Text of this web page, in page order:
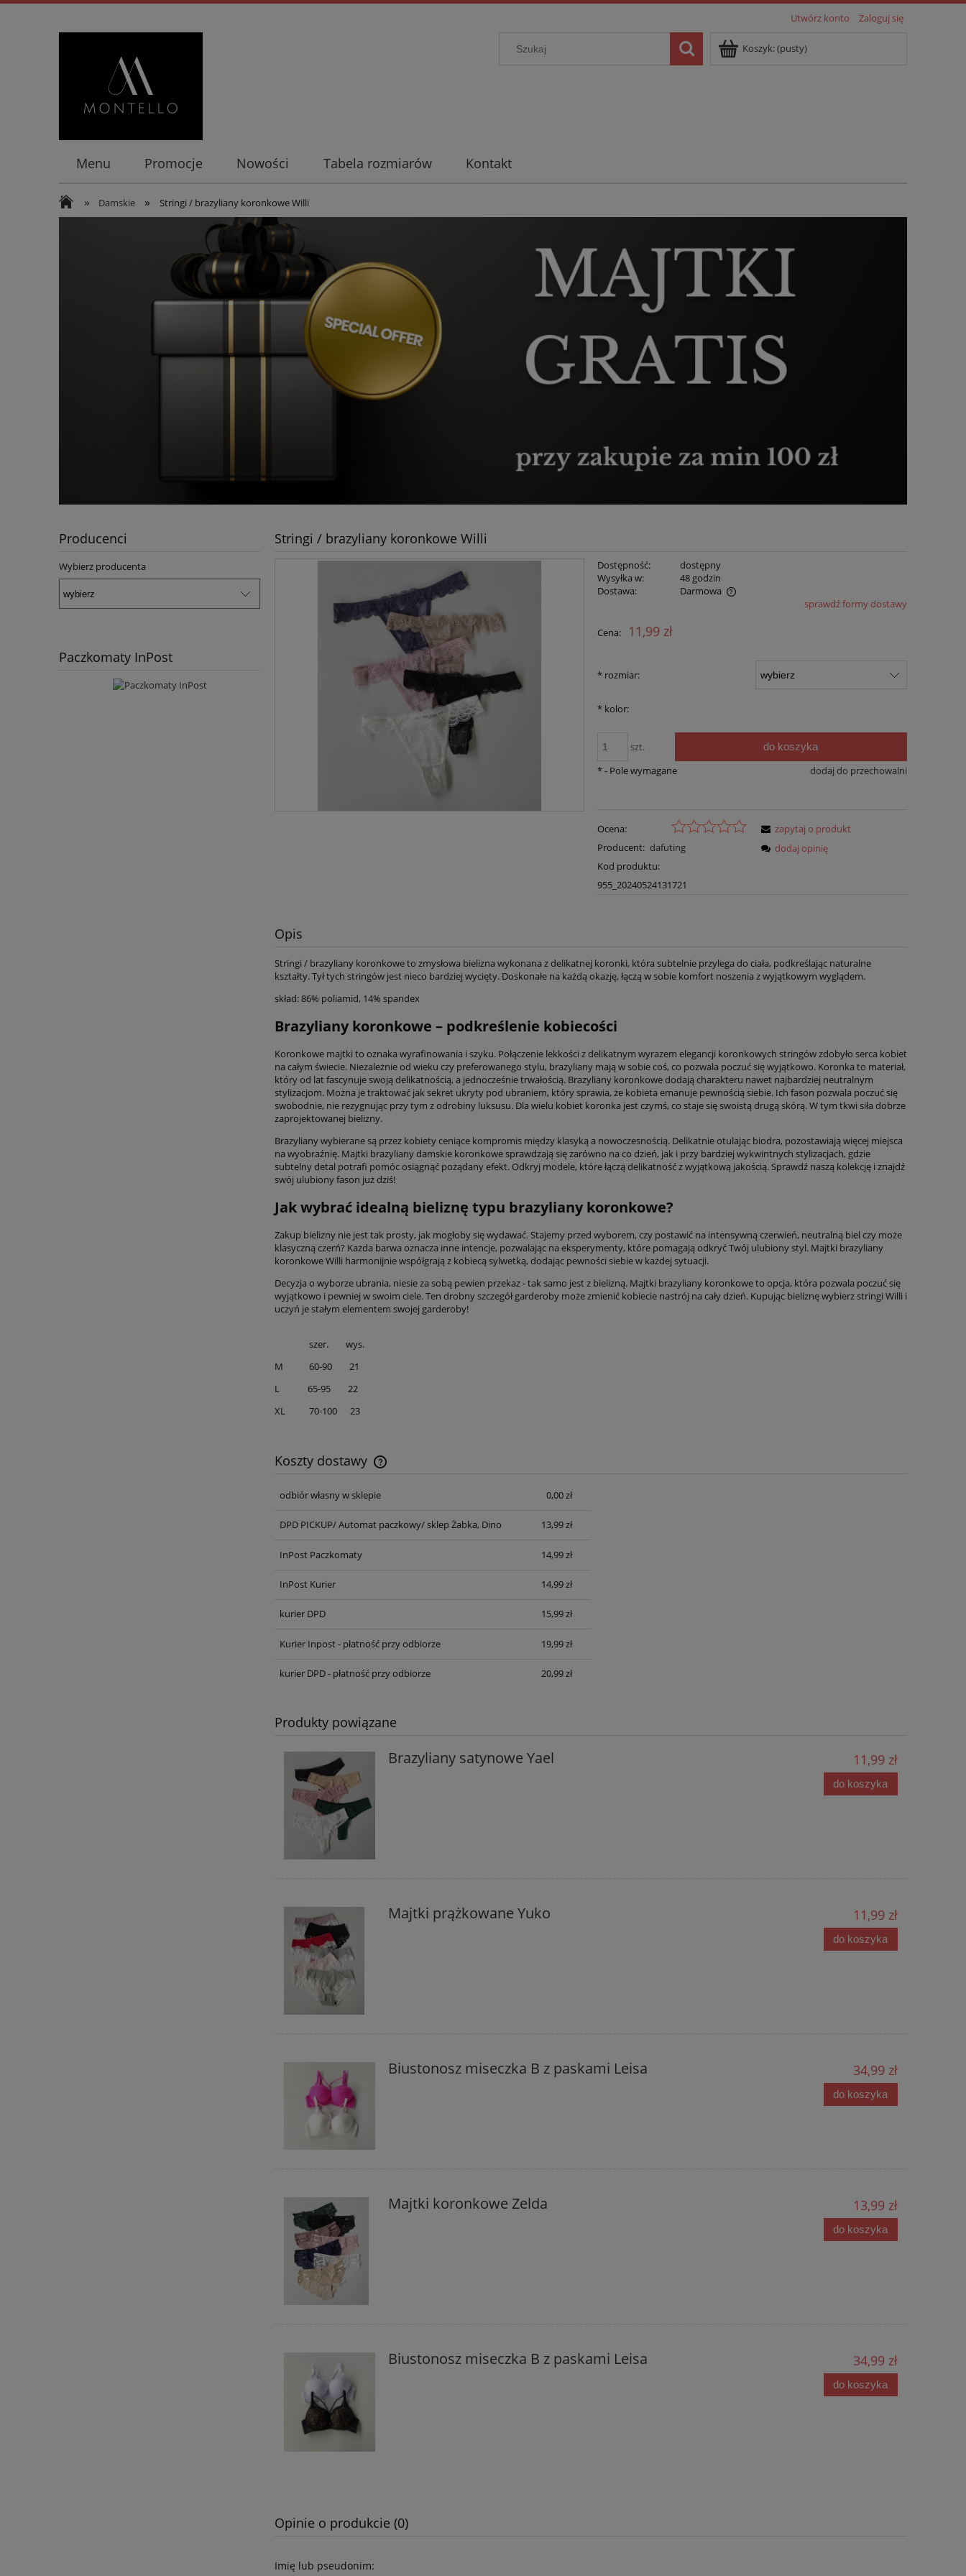
Utwórz konto Zaloguj się
Koszyk:(pusty)
Menu Promocje Nowości Tabela rozmiarów Kontakt
» Damskie » Stringi / brazyliany koronkowe Willi
Producenci
Wybierz producenta
Paczkomaty InPost
Stringi / brazyliany koronkowe Willi
Dostępność:
dostępny
Wysyłka w:
48 godzin
Dostawa:
Darmowa
sprawdź formy dostawy
Cena: 11,99 zł
* rozmiar:
* kolor:
szt. do koszyka
dodaj do przechowalni
*- Pole wymagane
Ocena:
Producent: dafuting
Kod produktu:
955_20240524131721
zapytaj o produkt
dodaj opinię
Opis
Stringi / brazyliany koronkowe to zmysłowa bielizna wykonana z delikatnej koronki, która subtelnie przylega do ciała, podkreślając naturalne
kształty. Tył tych stringów jest nieco bardziej wycięty. Doskonałe na każdą okazję, łączą w sobie komfort noszenia z wyjątkowym wyglądem.
skład: 86% poliamid, 14% spandex
Brazyliany koronkowe – podkreślenie kobiecości
Koronkowe majtki to oznaka wyrafinowania i szyku. Połączenie lekkości z delikatnym wyrazem elegancji koronkowych stringów zdobyło serca kobiet
na całym świecie. Niezależnie od wieku czy preferowanego stylu, brazyliany mają w sobie coś, co pozwala poczuć się wyjątkowo. Koronka to materiał,
który od lat fascynuje swoją delikatnością, a jednocześnie trwałością. Brazyliany koronkowe dodają charakteru nawet najbardziej neutralnym
stylizacjom. Można je traktować jak sekret ukryty pod ubraniem, który sprawia, że kobieta emanuje pewnością siebie. Ich fason pozwala poczuć się
swobodnie, nie rezygnując przy tym z odrobiny luksusu. Dla wielu kobiet koronka jest czymś, co staje się swoistą drugą skórą. W tym tkwi siła dobrze
zaprojektowanej bielizny.
Brazyliany wybierane są przez kobiety ceniące kompromis między klasyką a nowoczesnością. Delikatnie otulając biodra, pozostawiają więcej miejsca
na wyobraźnię. Majtki brazyliany damskie koronkowe sprawdzają się zarówno na co dzień, jak i przy bardziej wykwintnych stylizacjach, gdzie
subtelny detal potrafi pomóc osiągnąć pożądany efekt. Odkryj modele, które łączą delikatność z wyjątkową jakością. Sprawdź naszą kolekcję i znajdź
swój ulubiony fason już dziś!
Jak wybrać idealną bieliznę typu brazyliany koronkowe?
Zakup bielizny nie jest tak prosty, jak mogłoby się wydawać. Stajemy przed wyborem, czy postawić na intensywną czerwień, neutralną biel czy może
klasyczną czerń? Każda barwa oznacza inne intencje, pozwalając na eksperymenty, które pomagają odkryć Twój ulubiony styl. Majtki brazyliany
koronkowe Willi harmonijnie współgrają z kobiecą sylwetką, dodając pewności siebie w każdej sytuacji.
Decyzja o wyborze ubrania, niesie za sobą pewien przekaz - tak samo jest z bielizną. Majtki brazyliany koronkowe to opcja, która pozwala poczuć się
wyjątkowo i pewniej w swoim ciele. Ten drobny szczegół garderoby może zmienić kobiecie nastrój na cały dzień. Kupując bieliznę wybierz stringi Willi i
uczyń je stałym elementem swojej garderoby!
szer. wys.
M 60-90 21
L 65-95 22
XL 70-100 23
Koszty dostawy
Cena nie zawiera ewentualnych kosztów
odbiór własny w sklepie 0,00 zł
DPD PICKUP/ Automat paczkowy/ sklep Żabka, Dino 13,99 zł
InPost Paczkomaty 14,99 zł
InPost Kurier 14,99 zł
kurier DPD 15,99 zł
Kurier Inpost - płatność przy odbiorze 19,99 zł
kurier DPD - płatność przy odbiorze 20,99 zł
Produkty powiązane
Brazyliany satynowe Yael 11,99 zł
do koszyka
Majtki prążkowane Yuko 11,99 zł
do koszyka
Biustonosz miseczka B z paskami Leisa 34,99 zł
do koszyka
Majtki koronkowe Zelda 13,99 zł
do koszyka
Biustonosz miseczka B z paskami Leisa 34,99 zł
do koszyka
Opinie o produkcie (0)
Imię lub pseudonim: